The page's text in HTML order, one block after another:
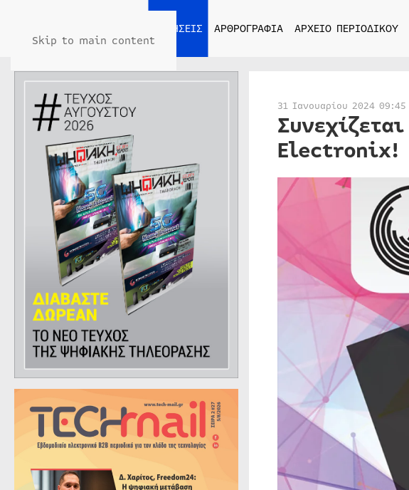
Skip to main content
ΕΙΔΗΣΕΙΣ ΑΡΘΡΟΓΡΑΦΙΑ ΑΡΧΕΙΟ ΠΕΡΙΟΔΙΚΟΥ
31 Ιανουαρίου 2024 09:45
Electronix!